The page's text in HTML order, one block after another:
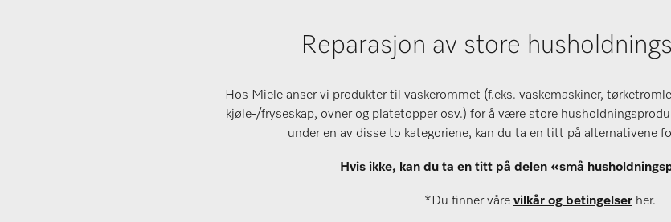
Reparasjon av store
Hos Miele anser vi produkter til vaskerommet (f.eks. vaskemaskiner,
kjøle-/fryseskap, ovner og platetopper osv.) for å være store
under en av disse to kategoriene, kan du ta en titt på alternativene
Hvis ikke, kan du ta en titt på delen «små
*Du finner våre vilkår og betingelser her.